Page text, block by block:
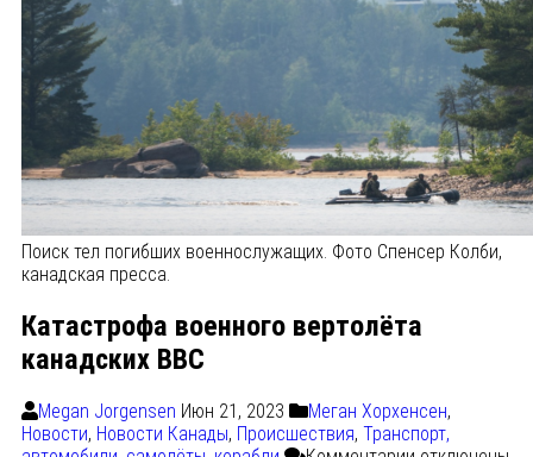
Поиск тел погибших военнослужащих. Фото Спенсер Колби,
канадская пресса.
Катастрофа военного вертолёта
канадских ВВС
Megan Jorgensen Июн 21, 2023 Меган Хорхенсен,
Новости, Новости Канады, Происшествия, Транспорт,